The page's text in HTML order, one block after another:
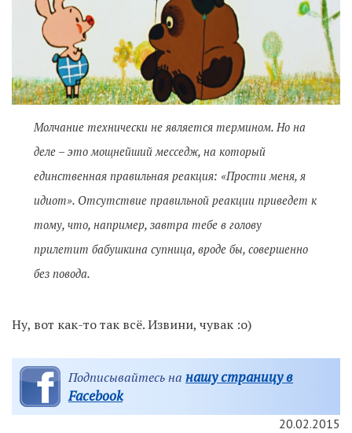
Молчание технически не является термином. Но на
деле – это мощнейший месседж, на который
единственная правильная реакция: «Прости меня, я
идиот». Отсутствие правильной реакции приведет к
тому, что, например, завтра тебе в голову
прилетит бабушкина супница, вроде бы, совершенно
без повода.
Ну, вот как-то так всё. Извини, чувак :о)
Подписывайтесь на нашу страницу в
Facebook
20.02.2015